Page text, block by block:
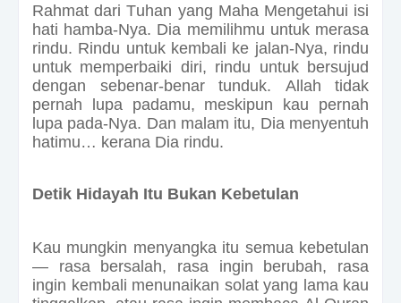
Rahmat dari Tuhan yang Maha Mengetahui isi
hati hamba-Nya. Dia memilihmu untuk merasa
rindu. Rindu untuk kembali ke jalan-Nya, rindu
untuk memperbaiki diri, rindu untuk bersujud
dengan sebenar-benar tunduk. Allah tidak
pernah lupa padamu, meskipun kau pernah
lupa pada-Nya. Dan malam itu, Dia menyentuh
hatimu… kerana Dia rindu.
Detik Hidayah Itu Bukan Kebetulan
Kau mungkin menyangka itu semua kebetulan
— rasa bersalah, rasa ingin berubah, rasa
ingin kembali menunaikan solat yang lama kau